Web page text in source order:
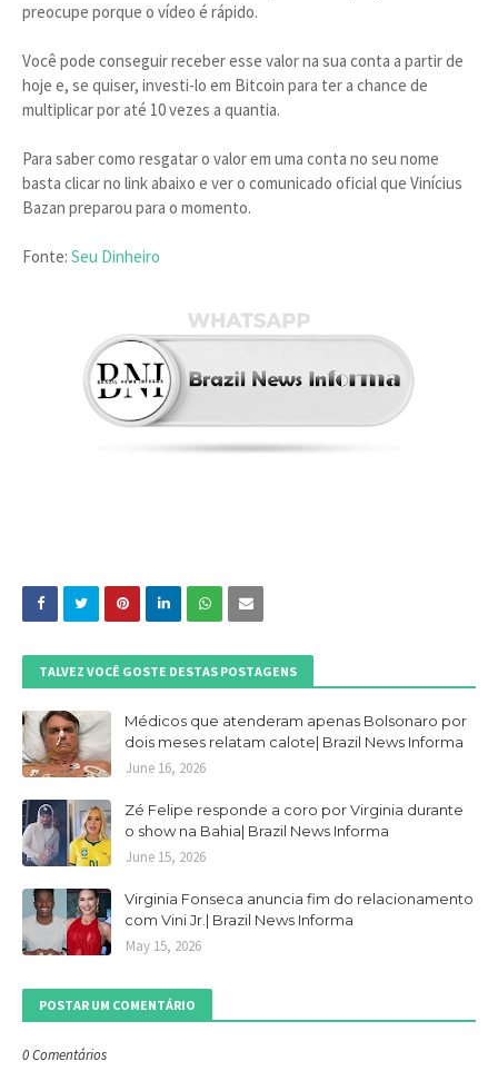
preocupe porque o vídeo é rápido.
Você pode conseguir receber esse valor na sua conta a partir de
hoje e, se quiser, investi-lo em Bitcoin para ter a chance de
multiplicar por até 10 vezes a quantia.
Para saber como resgatar o valor em uma conta no seu nome
basta clicar no link abaixo e ver o comunicado oficial que Vinícius
Bazan preparou para o momento.
Fonte: Seu Dinheiro
TALVEZ VOCÊ GOSTE DESTAS POSTAGENS
Médicos que atenderam apenas Bolsonaro por
dois meses relatam calote| Brazil News Informa
June 16, 2026
Zé Felipe responde a coro por Virginia durante
o show na Bahia| Brazil News Informa
June 15, 2026
Virginia Fonseca anuncia fim do relacionamento
com Vini Jr.| Brazil News Informa
May 15, 2026
POSTAR UM COMENTÁRIO
0 Comentários